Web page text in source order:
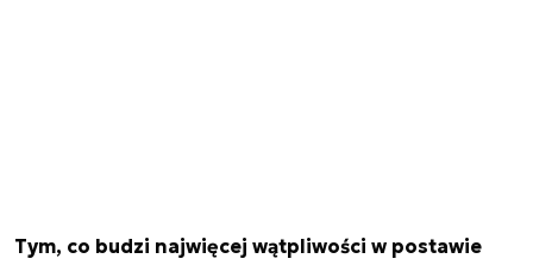
Tym, co budzi najwięcej wątpliwości w postawie